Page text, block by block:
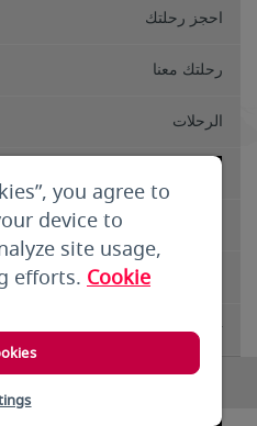
احجز رحلتك
رحلتك معنا
الرحلات
الشروط والأحكام
تسجيل الدخول
you agree to
device to
site usage,
efforts. Cookie